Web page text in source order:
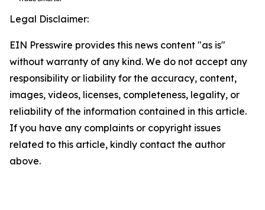
Legal Disclaimer:
EIN Presswire provides this news content "as is"
without warranty of any kind. We do not accept any
responsibility or liability for the accuracy, content,
images, videos, licenses, completeness, legality, or
reliability of the information contained in this article.
If you have any complaints or copyright issues
related to this article, kindly contact the author
above.